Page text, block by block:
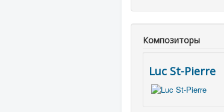
Композиторы
Luc St-Pierre